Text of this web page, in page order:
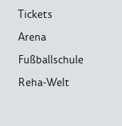
Tickets
Arena
Fußballschule
Reha-Welt